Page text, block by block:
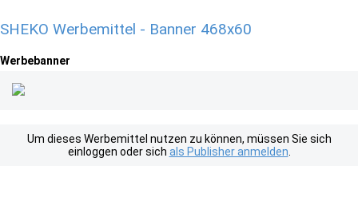
SHEKO Werbemittel - Banner 468x60
Werbebanner
Um dieses Werbemittel nutzen zu können, müssen Sie sich
einloggen oder sich als Publisher anmelden